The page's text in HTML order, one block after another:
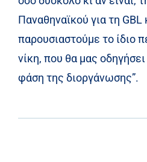
Παναθηναϊκού για τη GBL
παρουσιαστούμε το ίδιο
νίκη, που θα μας
φάση της διοργάνωσης”.